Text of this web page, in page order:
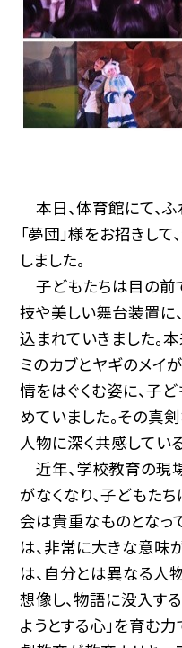
本日、体育館にて、
「夢団」様をお招きして
しました。
子どもたちは目の前
技や美しい舞台装置に
込まれていきました。
ミのカブとヤギのメイ
情をはぐくむ姿に、子
めていました。その真
人物に深く共感してい
近年、学校教育の現
がなくなり、子どもた
会は貴重なものとなっ
は、非常に大きな意味
は、自分とは異なる人
想像し、物語に没入す
ようとする心」を育む